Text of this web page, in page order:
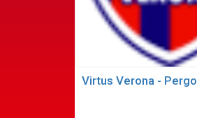
Virtus Verona -